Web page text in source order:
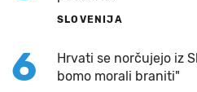
SLOVENIJA
6
Hrvati se norčujejo iz
bomo morali braniti"